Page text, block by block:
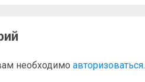
необходимо авторизоваться.